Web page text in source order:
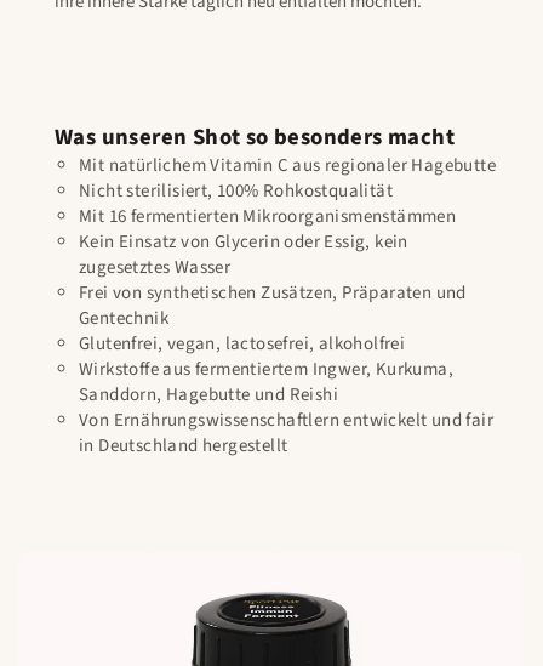
Was unseren Shot so besonders macht
Mit natürlichem Vitamin C aus regionaler Hagebutte
Nicht sterilisiert, 100% Rohkostqualität
Mit 16 fermentierten Mikroorganismenstämmen
Kein Einsatz von Glycerin oder Essig, kein
zugesetztes Wasser
Frei von synthetischen Zusätzen, Präparaten und
Gentechnik
Glutenfrei, vegan, lactosefrei, alkoholfrei
Wirkstoffe aus fermentiertem Ingwer, Kurkuma,
Sanddorn, Hagebutte und Reishi
Von Ernährungswissenschaftlern entwickelt und fair
in Deutschland hergestellt